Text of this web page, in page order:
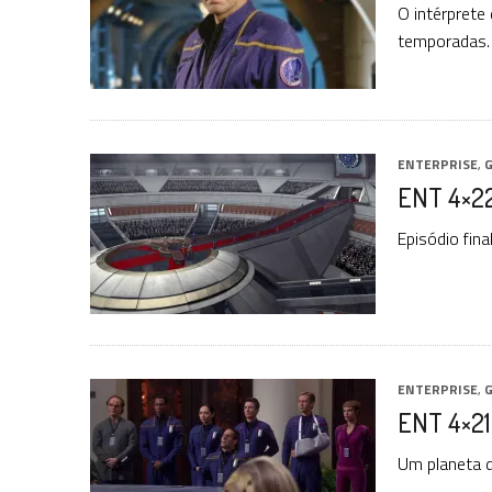
O intérprete
temporadas.
ENTERPRISE,
ENT
Episódio
ENTERPRISE,
ENT
Um planeta